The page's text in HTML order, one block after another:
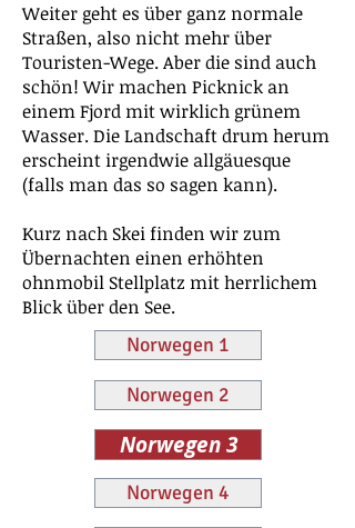
Weiter geht es über ganz normale
Straßen, also nicht mehr über
Touristen-Wege. Aber die sind auch
schön! Wir machen Picknick an
einem Fjord mit wirklich grünem
Wasser. Die Landschaft drum herum
erscheint irgendwie allgäuesque
(falls man das so sagen kann).
Kurz nach Skei finden wir zum
Übernachten einen erhöhten
ohnmobil Stellplatz mit herrlichem
Blick über den See.
Norwegen 1
Norwegen 2
Norwegen 3
Norwegen 4